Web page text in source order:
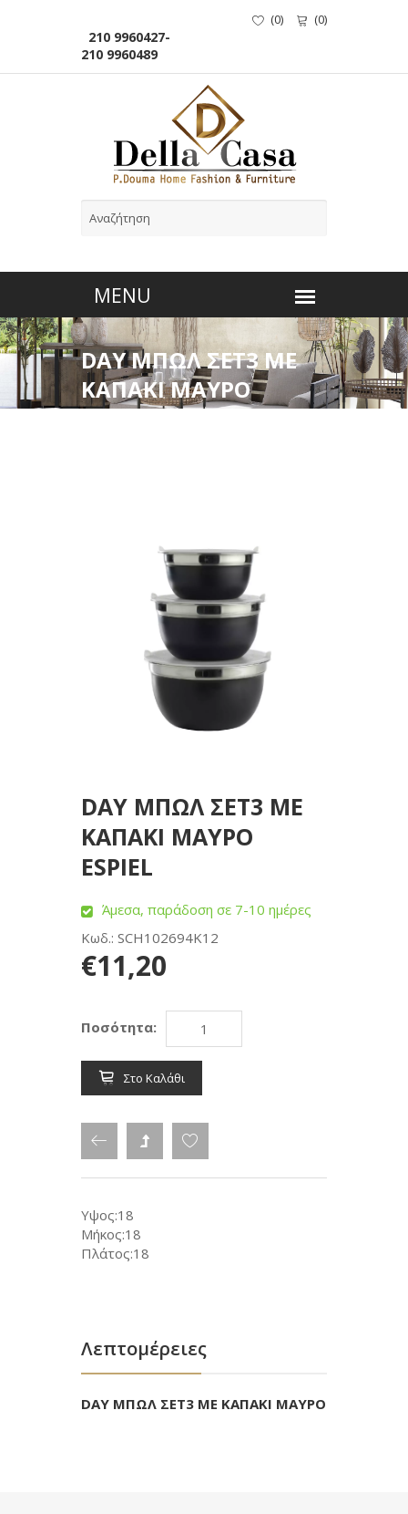
210 9960427-
210 9960489
(0) (0)
DAY ΜΠΩΛ ΣΕΤ3 ΜΕ
ΚΑΠΑΚΙ ΜΑΥΡΟ
DAY ΜΠΩΛ ΣΕΤ3 ΜΕ
ΚΑΠΑΚΙ ΜΑΥΡΟ
ESPIEL
Άμεσα, παράδοση σε 7-10 ημέρες
Κωδ.: SCH102694K12
€11,20
Ποσότητα:
Στο Καλάθι
Υψος:18
Μήκος:18
Πλάτος:18
Λεπτομέρειες
DAY ΜΠΩΛ ΣΕΤ3 ΜΕ ΚΑΠΑΚΙ ΜΑΥΡΟ